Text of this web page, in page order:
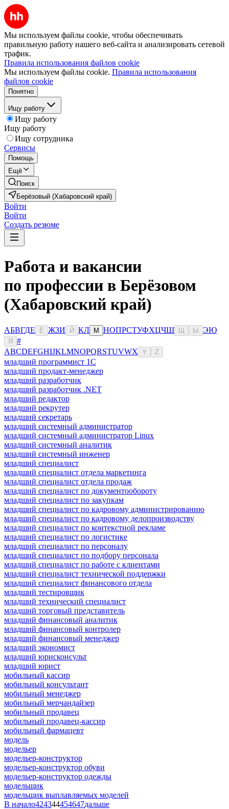
Мы используем файлы cookie, чтобы обеспечивать
правильную работу нашего веб-сайта и анализировать сетевой
трафик.
Правила использования файлов cookie
Мы используем файлы cookie. Правила использования
файлов cookie
Понятно
Ищу работу
Ищу работу
Ищу работу
Ищу сотрудника
Сервисы
Помощь
Ещё
Поиск
Берёзовый (Хабаровский край)
Войти
Войти
Создать резюме
Работа и вакансии
по профессии в Берёзовом
(Хабаровский край)
АБВГДЕ Ё ЖЗИ Й КЛ М НОПРСТУФХЦЧШ Ы ЭЮ
Я
#
ABCDEFGHIJKLMNOPQRSTUVWX Y Z
младший программист 1С
младший продакт-менеджер
младший разработчик
младший разработчик .NET
младший редактор
младший рекрутер
младший секретарь
младший системный администратор
младший системный администратор Linux
младший системный аналитик
младший системный инженер
младший специалист
младший специалист отдела маркетинга
младший специалист отдела продаж
младший специалист по документообороту
младший специалист по закупкам
младший специалист по кадровому администрированию
младший специалист по кадровому делопроизводству
младший специалист по контекстной рекламе
младший специалист по логистике
младший специалист по персоналу
младший специалист по подбору персонала
младший специалист по работе с клиентами
младший специалист технической поддержки
младший специалист финансового отдела
младший тестировщик
младший технический специалист
младший торговый представитель
младший финансовый аналитик
младший финансовый контролер
младший финансовый менеджер
младший экономист
младший юрисконсульт
младший юрист
мобильный кассир
мобильный консультант
мобильный менеджер
мобильный мерчандайзер
мобильный продавец
мобильный продавец-кассир
мобильный фармацевт
модель
модельер
модельер-конструктор
модельер-конструктор обуви
модельер-конструктор одежды
модельщик
модельщик выплавляемых моделей
В начало424344454647дальше